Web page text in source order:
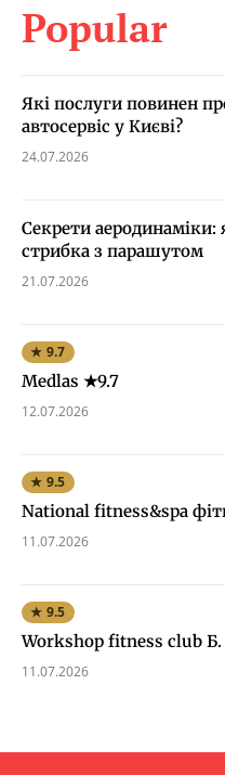
Popular
Які послуги повинен
автосервіс у Києві?
24.07.2026
Секрети аеродинаміки:
стрибка з парашутом
21.07.2026
★ 9.7
Medlas ★9.7
12.07.2026
★ 9.5
National fitness&spa
11.07.2026
★ 9.5
Workshop fitness club
11.07.2026